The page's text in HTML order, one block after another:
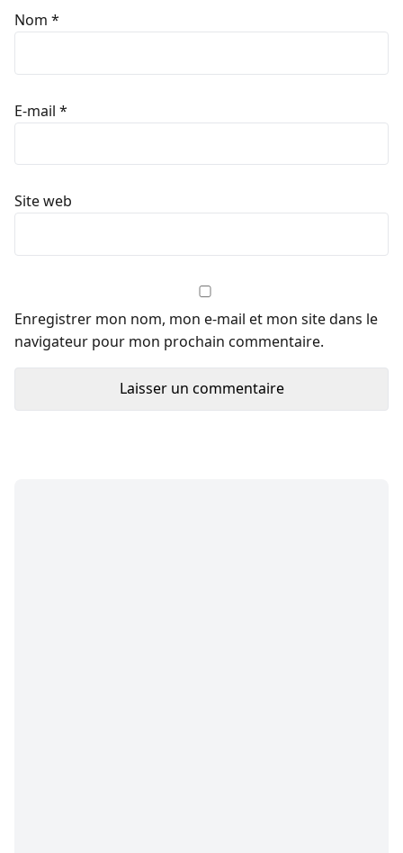
Nom *
E-mail *
Site web
Enregistrer mon nom, mon e-mail et mon site dans le
navigateur pour mon prochain commentaire.